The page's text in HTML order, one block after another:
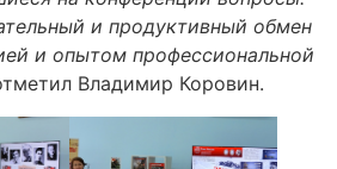
и продуктивный обмен
и опытом профессиональной
Владимир Коровин.